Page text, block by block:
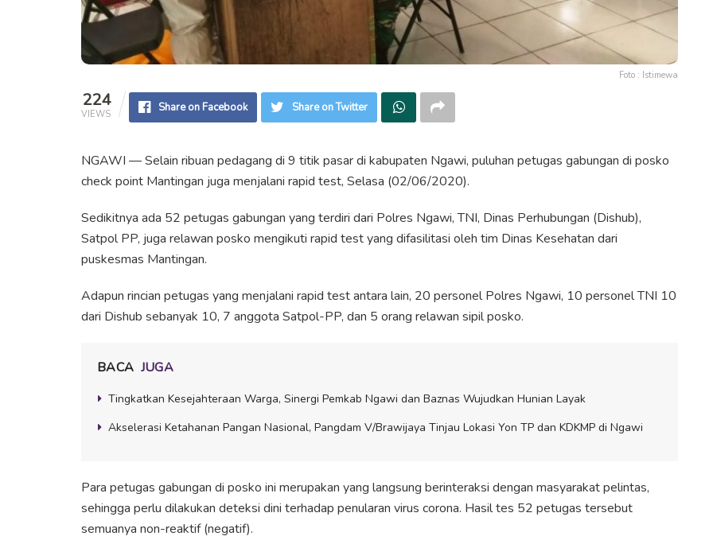
Foto : Istimewa
224
VIEWS Share on Facebook Share on Twitter
NGAWI — Selain ribuan pedagang di 9 titik pasar di kabupaten Ngawi, puluhan petugas gabungan di posko
check point Mantingan juga menjalani rapid test, Selasa (02/06/2020).
Sedikitnya ada 52 petugas gabungan yang terdiri dari Polres Ngawi, TNI, Dinas Perhubungan (Dishub),
Satpol PP, juga relawan posko mengikuti rapid test yang difasilitasi oleh tim Dinas Kesehatan dari
puskesmas Mantingan.
Adapun rincian petugas yang menjalani rapid test antara lain, 20 personel Polres Ngawi, 10 personel TNI 10
dari Dishub sebanyak 10, 7 anggota Satpol-PP, dan 5 orang relawan sipil posko.
BACA JUGA
Tingkatkan Kesejahteraan Warga, Sinergi Pemkab Ngawi dan Baznas Wujudkan Hunian Layak
Akselerasi Ketahanan Pangan Nasional, Pangdam V/Brawijaya Tinjau Lokasi Yon TP dan KDKMP di Ngawi
Para petugas gabungan di posko ini merupakan yang langsung berinteraksi dengan masyarakat pelintas,
sehingga perlu dilakukan deteksi dini terhadap penularan virus corona. Hasil tes 52 petugas tersebut
semuanya non-reaktif (negatif).